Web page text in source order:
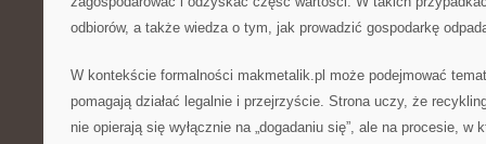
odbiorów, a także wiedza o tym, jak prowadzić gospodarkę
W kontekście formalności makmetalik.pl może podejmować
pomagają działać legalnie i przejrzyście. Strona uczy, że
nie opierają się wyłącznie na „dogadaniu się”, ale na procesie, w